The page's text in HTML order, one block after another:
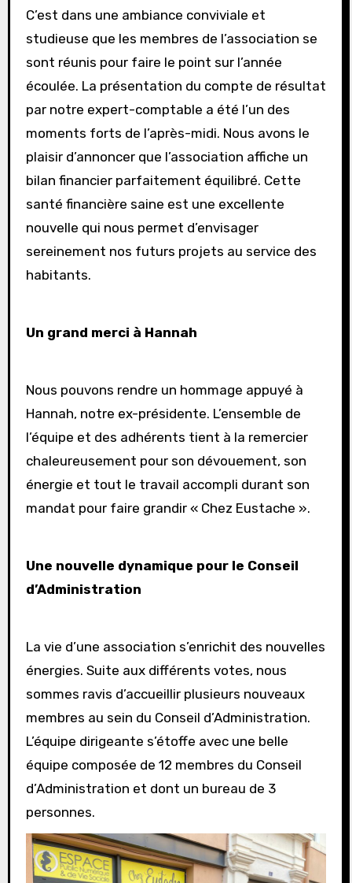
C’est dans une ambiance conviviale et
studieuse que les membres de l’association se
sont réunis pour faire le point sur l’année
écoulée. La présentation du compte de résultat
par notre expert-comptable a été l’un des
moments forts de l’après-midi. Nous avons le
plaisir d’annoncer que l’association affiche un
bilan financier parfaitement équilibré. Cette
santé financière saine est une excellente
nouvelle qui nous permet d’envisager
sereinement nos futurs projets au service des
habitants.
Un grand merci à Hannah
Nous pouvons rendre un hommage appuyé à
Hannah, notre ex-présidente. L’ensemble de
l’équipe et des adhérents tient à la remercier
chaleureusement pour son dévouement, son
énergie et tout le travail accompli durant son
mandat pour faire grandir « Chez Eustache ».
Une nouvelle dynamique pour le Conseil
d’Administration
La vie d’une association s’enrichit des nouvelles
énergies. Suite aux différents votes, nous
sommes ravis d’accueillir plusieurs nouveaux
membres au sein du Conseil d’Administration.
L’équipe dirigeante s’étoffe avec une belle
équipe composée de 12 membres du Conseil
d’Administration et dont un bureau de 3
personnes.